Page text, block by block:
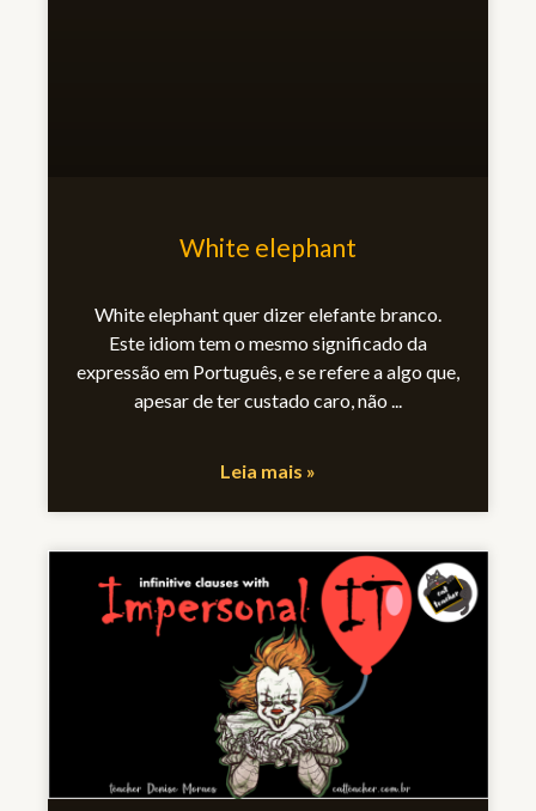
White elephant
White elephant quer dizer elefante branco.
Este idiom tem o mesmo significado da
expressão em Português, e se refere a algo que,
apesar de ter custado caro, não
Leia mais »